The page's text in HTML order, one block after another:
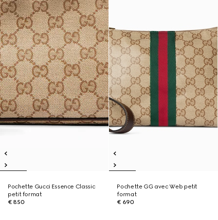
Pochette Gucci Essence Classic
petit format
€ 850
Pochette GG avec Web petit
format
€ 690